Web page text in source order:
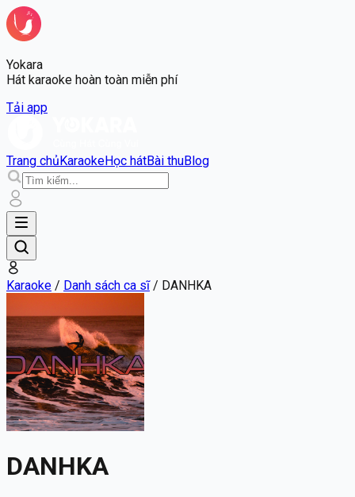
Yokara
Hát karaoke hoàn toàn miễn phí
Tải app
Trang chủKaraokeHọc hátBài thuBlog
Karaoke / Danh sách ca sĩ/ DANHKA
DANHKA